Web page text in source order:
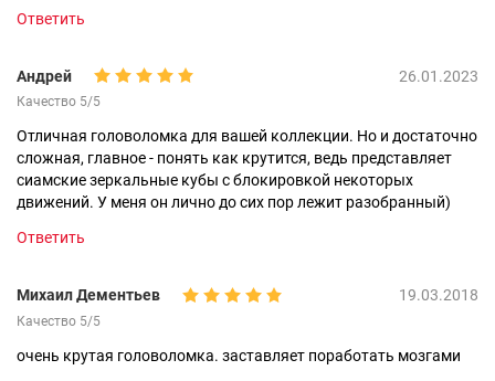
Ответить
Андрей 26.01.2023
Качество 5/5
Отличная головоломка для вашей коллекции. Но и достаточно
сложная, главное - понять как крутится, ведь представляет
сиамские зеркальные кубы с блокировкой некоторых
движений. У меня он лично до сих пор лежит разобранный)
Ответить
Михаил Дементьев 19.03.2018
Качество 5/5
очень крутая головоломка. заставляет поработать мозгами